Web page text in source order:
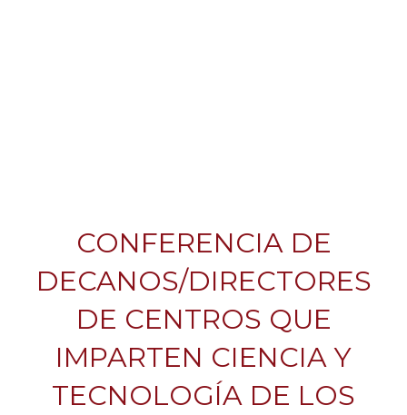
CONFERENCIA DE
DECANOS/DIRECTORES
DE CENTROS QUE
IMPARTEN CIENCIA Y
TECNOLOGÍA DE LOS